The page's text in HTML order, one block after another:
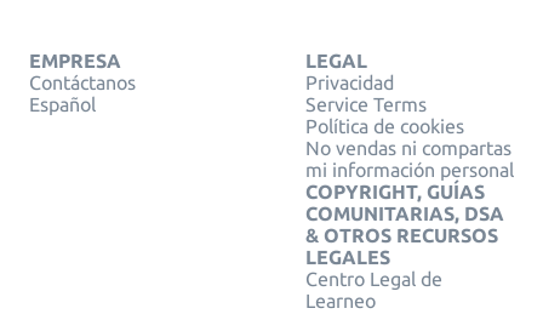
EMPRESA
Contáctanos
Español
LEGAL
Privacidad
Service Terms
Política de cookies
No vendas ni compartas
mi información personal
COPYRIGHT, GUÍAS
COMUNITARIAS, DSA
& OTROS RECURSOS
LEGALES
Centro Legal de
Learneo